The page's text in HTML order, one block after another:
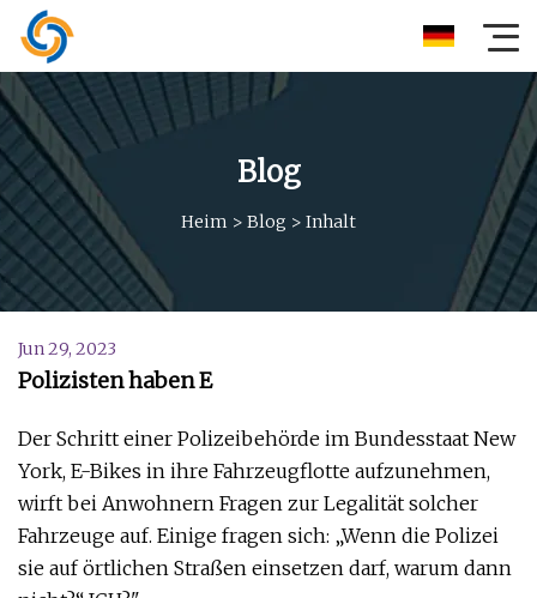
Blog
Heim > Blog > Inhalt
Jun 29, 2023
Polizisten haben E
Der Schritt einer Polizeibehörde im Bundesstaat New
York, E-Bikes in ihre Fahrzeugflotte aufzunehmen,
wirft bei Anwohnern Fragen zur Legalität solcher
Fahrzeuge auf. Einige fragen sich: „Wenn die Polizei
sie auf örtlichen Straßen einsetzen darf, warum dann